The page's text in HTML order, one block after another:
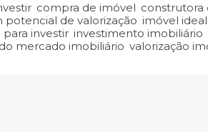
compra de imóvel construtora
potencial de valorização imóvel ideal
investir investimento imobiliário
mercado imobiliário valorização